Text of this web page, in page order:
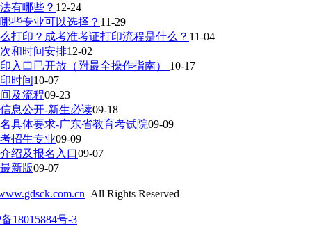
有哪些？ 12-24
些专业可以选择？ 11-29
打印？成考准考证打印流程是什么？ 11-04
和时间安排12-02
入口已开放（附最全操作指南） 10-17
时间10-07
及流程09-23
息公开-新生必读09-18
具体要求-广东省教育考试院09-09
招生专业09-09
绍及报名入口09-07
新版09-07
All Rights Reserved
18015884号-3